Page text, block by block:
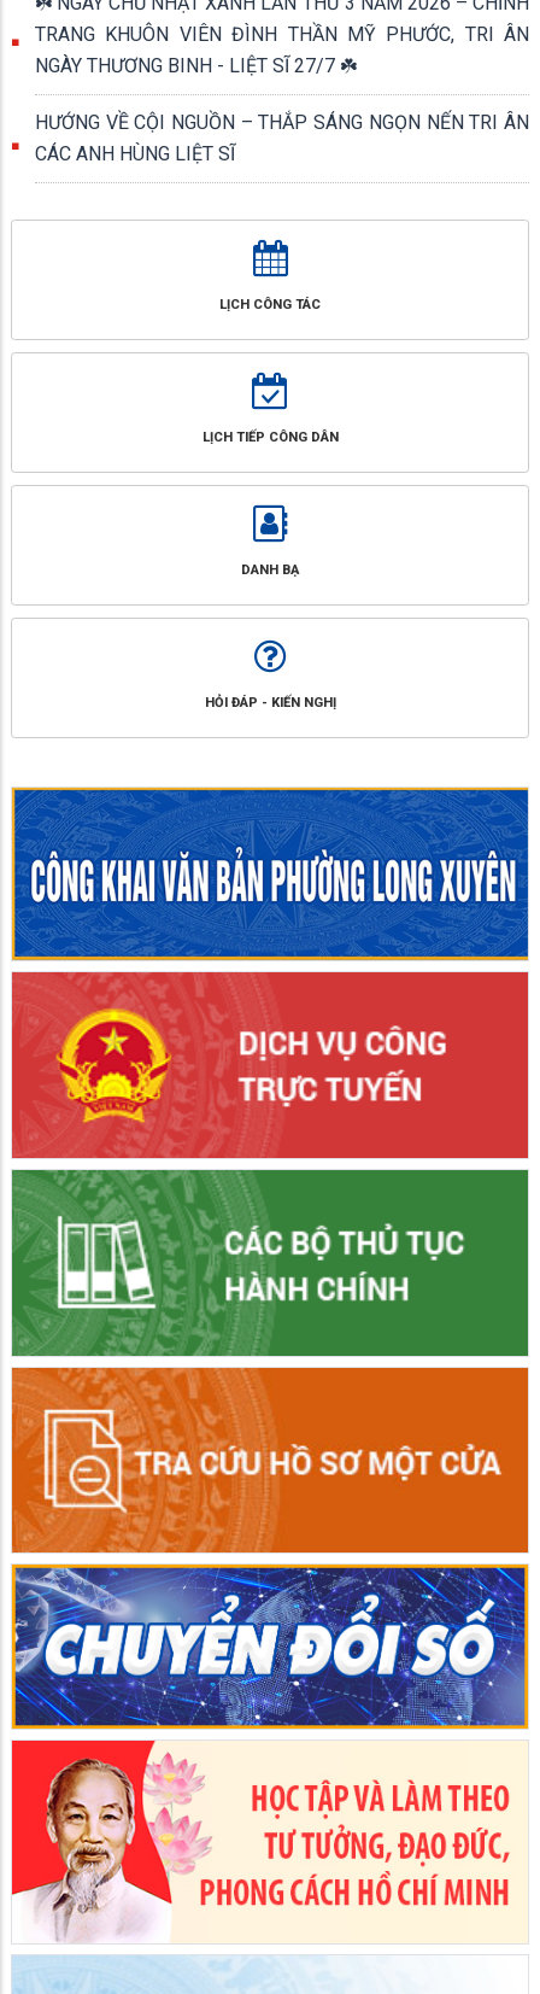
TRANG KHUÔN VIÊN ĐÌNH THẦN MỸ PHƯỚC, TRI ÂN
NGÀY THƯƠNG BINH - LIỆT SĨ 27/7 ☘️
HƯỚNG VỀ CỘI NGUỒN – THẮP SÁNG NGỌN NẾN TRI ÂN
CÁC ANH HÙNG LIỆT SĨ
LỊCH CÔNG TÁC
LỊCH TIẾP CÔNG DÂN
DANH BẠ
HỎI ĐÁP - KIẾN NGHỊ